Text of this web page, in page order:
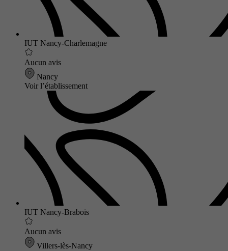
IUT Nancy-Charlemagne
Aucun avis
Nancy
Voir l’établissement
IUT Nancy-Brabois
Aucun avis
Villers-lès-Nancy